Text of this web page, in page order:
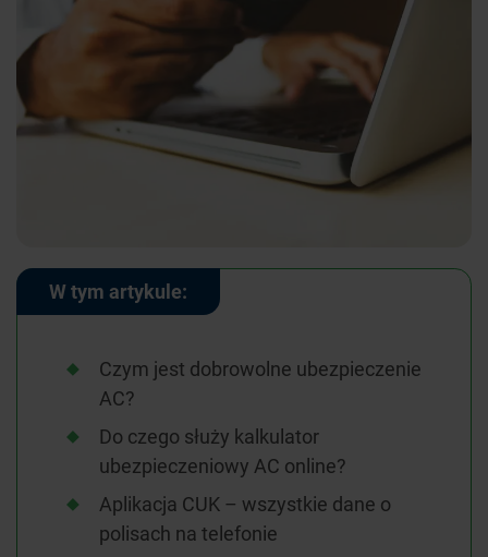
W tym artykule:
Czym jest dobrowolne ubezpieczenie
AC?
Do czego służy kalkulator
ubezpieczeniowy AC online?
Aplikacja CUK – wszystkie dane o
polisach na telefonie